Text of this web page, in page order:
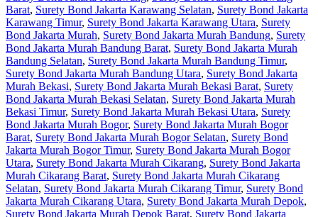
Barat, Surety Bond Jakarta Karawang Selatan, Surety Bond Jakarta
Karawang Timur, Surety Bond Jakarta Karawang Utara, Surety
Bond Jakarta Murah, Surety Bond Jakarta Murah Bandung, Surety
Bond Jakarta Murah Bandung Barat, Surety Bond Jakarta Murah
Bandung Selatan, Surety Bond Jakarta Murah Bandung Timur,
Surety Bond Jakarta Murah Bandung Utara, Surety Bond Jakarta
Murah Bekasi, Surety Bond Jakarta Murah Bekasi Barat, Surety
Bond Jakarta Murah Bekasi Selatan, Surety Bond Jakarta Murah
Bekasi Timur, Surety Bond Jakarta Murah Bekasi Utara, Surety
Bond Jakarta Murah Bogor, Surety Bond Jakarta Murah Bogor
Barat, Surety Bond Jakarta Murah Bogor Selatan, Surety Bond
Jakarta Murah Bogor Timur, Surety Bond Jakarta Murah Bogor
Utara, Surety Bond Jakarta Murah Cikarang, Surety Bond Jakarta
Murah Cikarang Barat, Surety Bond Jakarta Murah Cikarang
Selatan, Surety Bond Jakarta Murah Cikarang Timur, Surety Bond
Jakarta Murah Cikarang Utara, Surety Bond Jakarta Murah Depok,
Surety Bond Jakarta Murah Depok Barat, Surety Bond Jakarta